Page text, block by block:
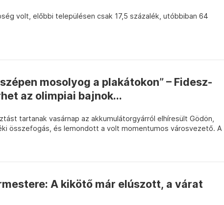
volt, előbbi településen csak 17,5 százalék, utóbbiban 64
mosolyog a plakátokon” – Fidesz-
az olimpiai bajnok...
tartanak vasárnap az akkumulátorgyárról elhíresült Gödön,
összefogás, és lemondott a volt momentumos városvezető. A
A kikötő már elúszott, a várat